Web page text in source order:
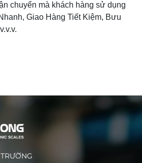
chuyển mà khách hàng sử dụng
Giao Hàng Tiết Kiệm, Bưu